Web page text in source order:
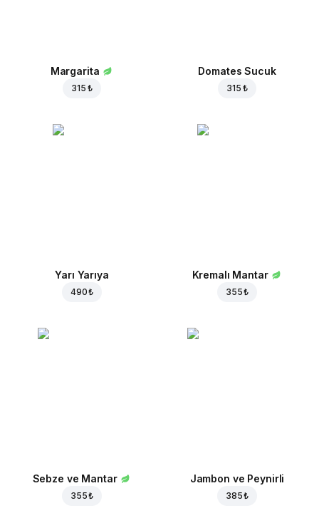
Margarita
315 ₺
Domates Sucuk
315 ₺
Yarı Yarıya
490 ₺
Kremalı Mantar
355 ₺
Sebze ve Mantar
355 ₺
Jambon ve Peynirli
385 ₺